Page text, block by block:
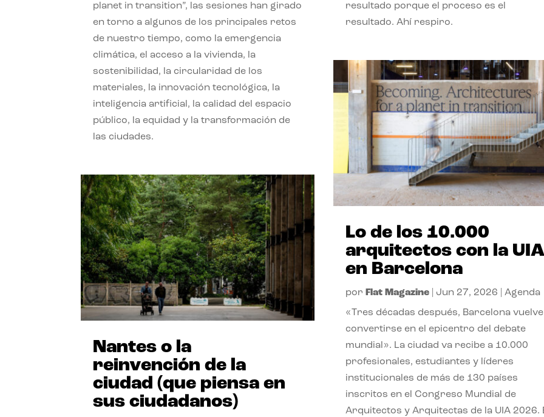
planet in transition”, las sesiones han girado
en torno a algunos de los principales retos
de nuestro tiempo, como la emergencia
climática, el acceso a la vivienda, la
sostenibilidad, la circularidad de los
materiales, la innovación tecnológica, la
inteligencia artificial, la calidad del espacio
público, la equidad y la transformación de
las ciudades.
Nantes o la
reinvención de la
ciudad (que piensa en
sus ciudadanos)
resultado porque el proceso es el
resultado. Ahí respiro.
Lo de los 10.000
arquitectos con la UIA
en Barcelona
por Flat Magazine| Jun 27, 2026 Agenda
«Tres décadas después, Barcelona vuelve
convertirse en el epicentro del debate
mundial». La ciudad va recibe a 10.000
profesionales, estudiantes y líderes
institucionales de más de 130 países
inscritos en el Congreso Mundial de
Arquitectos y Arquitectas de la UIA 2026.